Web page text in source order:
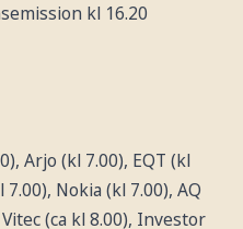
kl 16.20
Arjo (kl 7.00), EQT (kl
Nokia (kl 7.00), AQ
(ca kl 8.00), Investor